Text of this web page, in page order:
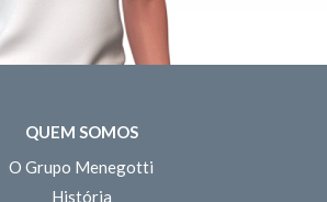
QUEM SOMOS
O Grupo Menegotti
História